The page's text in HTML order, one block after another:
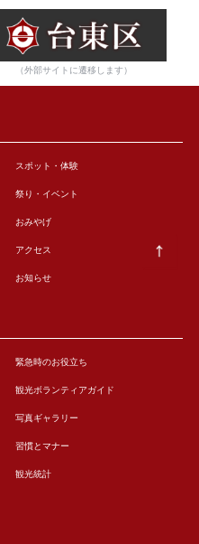
（外部サイトに遷移します）
スポット・体験
祭り・イベント
おみやげ
アクセス
お知らせ
緊急時のお役立ち
観光ボランティアガイド
写真ギャラリー
習慣とマナー
観光統計